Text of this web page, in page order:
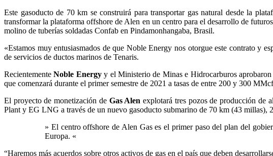
Este gasoducto de 70 km se construirá para transportar gas natural desde la
transformar la plataforma offshore de Alen en un centro para el desarrollo de
molino de tuberías soldadas Confab en Pindamonhangaba, Brasil.
«Estamos muy entusiasmados de que Noble Energy nos otorgue este contrato y
de servicios de ductos marinos de Tenaris.
RecientementeNoble Energyy el Ministerio de Minas e Hidrocarburos
que comenzará durante el primer semestre de 2021 a tasas de entre 200 y 300
El proyecto de monetización de Gas Alen explotará tres pozos de producción de
Plant y EG LNG a través de un nuevo gasoducto submarino de 70 km (43 millas),
» El centro offshore de Alen Gas es el primer paso del plan del
Europa. «
“Haremos más acuerdos sobre otros activos de gas en el país que deben